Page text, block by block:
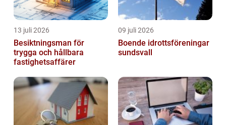
13 juli 2026
Besiktningsman för
trygga och hållbara
fastighetsaffärer
09 juli 2026
Boende idrottsföreningar
sundsvall